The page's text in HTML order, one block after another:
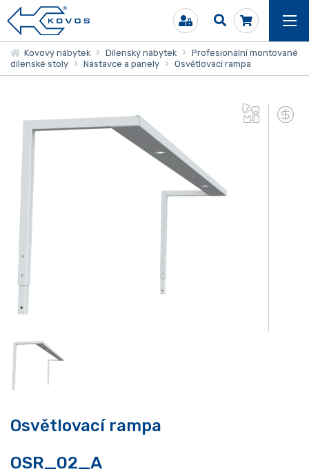
Kovový nábytek Dílenský nábytek
Profesionální montované
dílenské stoly
Nástavce a panely Osvětlovací rampa
Osvětlovací rampa
OSR_02_A